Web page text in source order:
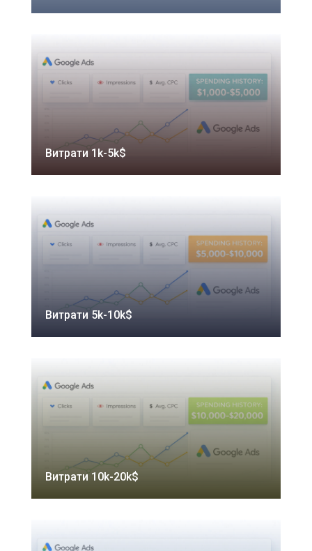
Витрати 1k-5k$
Витрати 5k-10k$
Витрати 10k-20k$